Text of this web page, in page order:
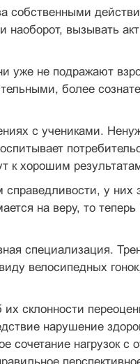
собственными
вызывать
уже не подражают
более
с учениками.
к хорошим
у них
на веру, то теперь
специализация.
велосипедных
склонности
нарушение
сочетание нагрузок с